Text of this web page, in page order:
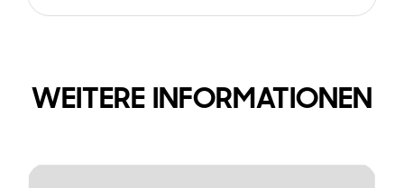
WEITERE INFORMATIONEN